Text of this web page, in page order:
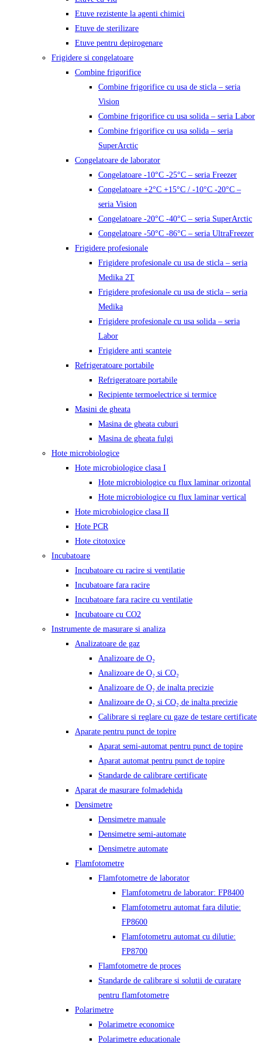
Etuve rezistente la agenti chimici
Etuve de sterilizare
Etuve pentru depirogenare
Frigidere si congelatoare
Combine frigorifice
Combine frigorifice cu usa de sticla – seria
Vision
Combine frigorifice cu usa solida – seria Labor
Combine frigorifice cu usa solida – seria
SuperArctic
Congelatoare de laborator
Congelatoare -10°C -25°C – seria Freezer
Congelatoare +2°C +15°C / -10°C -20°C –
seria Vision
Congelatoare -20°C -40°C – seria SuperArctic
Congelatoare -50°C -86°C – seria UltraFreezer
Frigidere profesionale
Frigidere profesionale cu usa de sticla – seria
Medika 2T
Frigidere profesionale cu usa de sticla – seria
Medika
Frigidere profesionale cu usa solida – seria
Labor
Frigidere anti scanteie
Refrigeratoare portabile
Refrigeratoare portabile
Recipiente termoelectrice si termice
Masini de gheata
Masina de gheata cuburi
Masina de gheata fulgi
Hote microbiologice
Hote microbiologice clasa I
Hote microbiologice cu flux laminar orizontal
Hote microbiologice cu flux laminar vertical
Hote microbiologice clasa II
Hote PCR
Hote citotoxice
Incubatoare
Incubatoare cu racire si ventilatie
Incubatoare fara racire
Incubatoare fara racire cu ventilatie
Incubatoare cu CO2
Instrumente de masurare si analiza
Analizatoare de gaz
Analizoare de O₂
Analizoare de O₂ si CO₂
Analizoare de O₂ de inalta precizie
Analizoare de O₂ si CO₂ de inalta precizie
Calibrare si reglare cu gaze de testare certificate
Aparate pentru punct de topire
Aparat semi-automat pentru punct de topire
Aparat automat pentru punct de topire
Standarde de calibrare certificate
Aparat de masurare folmadehida
Densimetre
Densimetre manuale
Densimetre semi-automate
Densimetre automate
Flamfotometre
Flamfotometre de laborator
Flamfotometru de laborator: FP8400
Flamfotometru automat fara dilutie:
FP8600
Flamfotometru automat cu dilutie:
FP8700
Flamfotometre de proces
Standarde de calibrare si solutii de curatare
pentru flamfotometre
Polarimetre
Polarimetre economice
Polarimetre educationale